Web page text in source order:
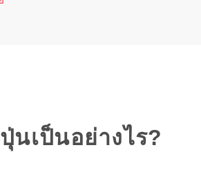
นเป็นอย่างไร?